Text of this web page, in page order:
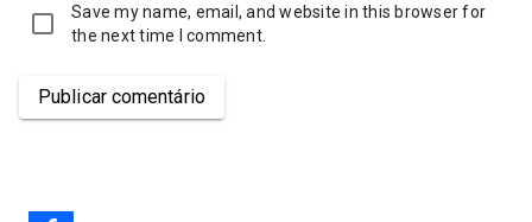
Save my name, email, and website in this browser for
the next time I comment.
Publicar comentário